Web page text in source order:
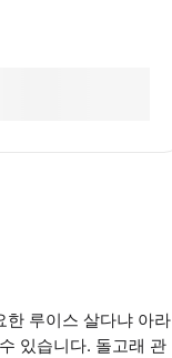
한 루이스 살다냐 아라
있습니다. 돌고래 관